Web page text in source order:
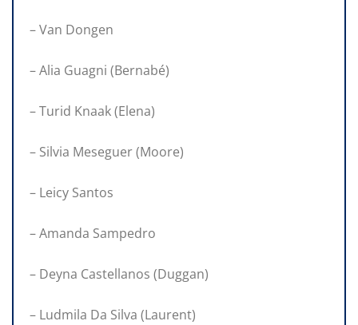
– Van Dongen
– Alia Guagni (Bernabé)
– Turid Knaak (Elena)
– Silvia Meseguer (Moore)
– Leicy Santos
– Amanda Sampedro
– Deyna Castellanos (Duggan)
– Ludmila Da Silva (Laurent)